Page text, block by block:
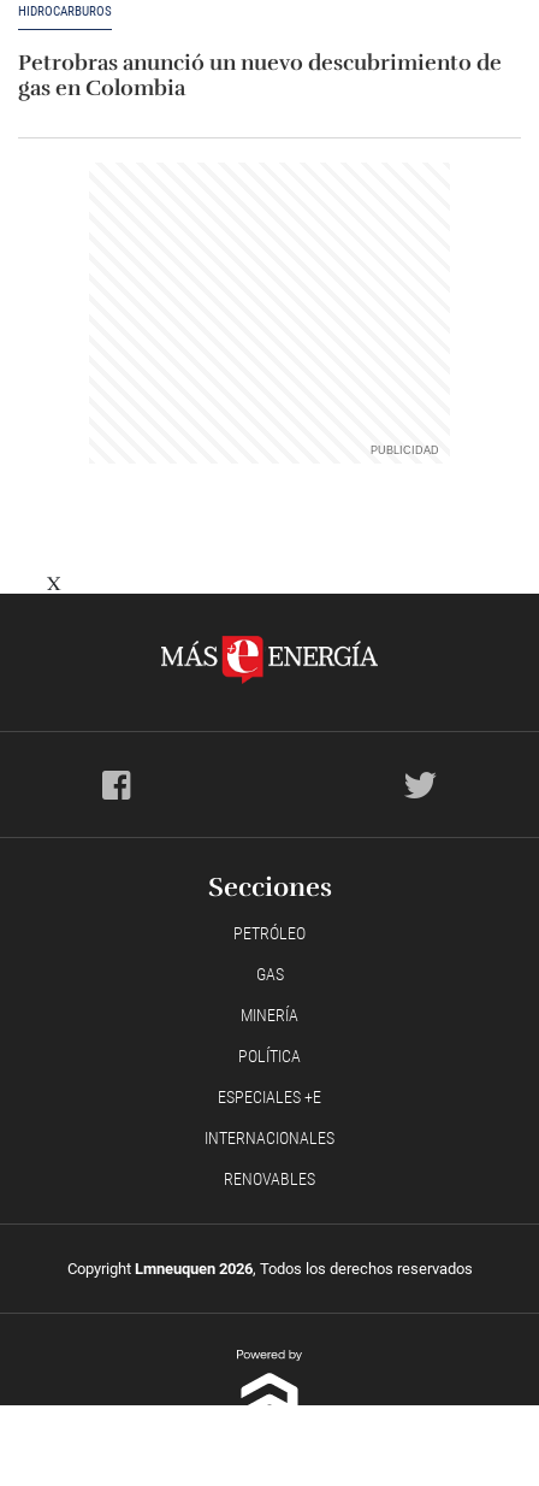
HIDROCARBUROS
Petrobras anunció un nuevo descubrimiento de
gas en Colombia
X
Secciones
PETRÓLEO
GAS
MINERÍA
POLÍTICA
ESPECIALES +E
INTERNACIONALES
RENOVABLES
Copyright Lmneuquen 2026, Todos los derechos reservados